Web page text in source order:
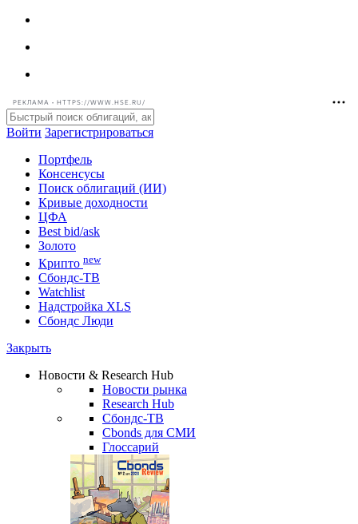
РЕКЛАМА • HTTPS://WWW.HSE.RU/
Войти Зарегистрироваться
Портфель
Консенсусы
Поиск облигаций (ИИ)
Кривые доходности
ЦФА
Best bid/ask
Золото
Крипто new
Watchlist
Сбондс Люди
Новости & Research Hub
Новости рынка
Research Hub
Сбондс-ТВ
Cbonds для СМИ
Глоссарий